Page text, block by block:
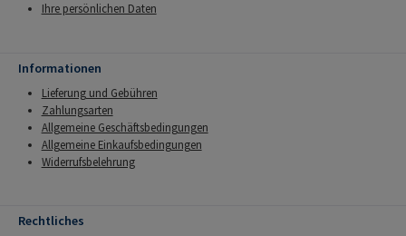
Ihre persönlichen Daten
Informationen
Lieferung und Gebühren
Zahlungsarten
Allgemeine Geschäftsbedingungen
Allgemeine Einkaufsbedingungen
Widerrufsbelehrung
Rechtliches